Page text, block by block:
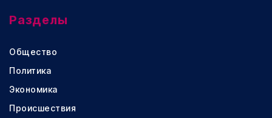
Разделы
Общество
Политика
Экономика
Происшествия